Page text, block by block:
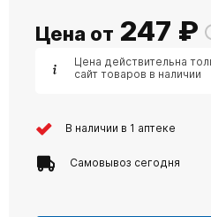
Цена от 247 ₽
Цена действительна
сайт товаров в наличии
В наличии в 1 аптеке
Самовывоз сегодня